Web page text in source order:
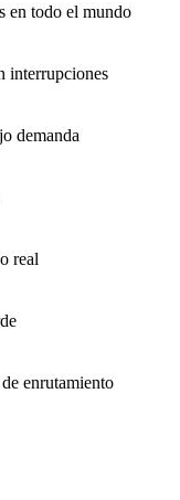
en todo el mundo
interrupciones
demanda
real
enrutamiento